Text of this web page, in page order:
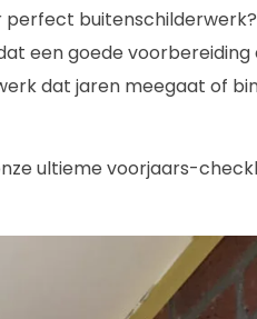
een goede
dat jaren meegaat of
ultieme voorjaars-